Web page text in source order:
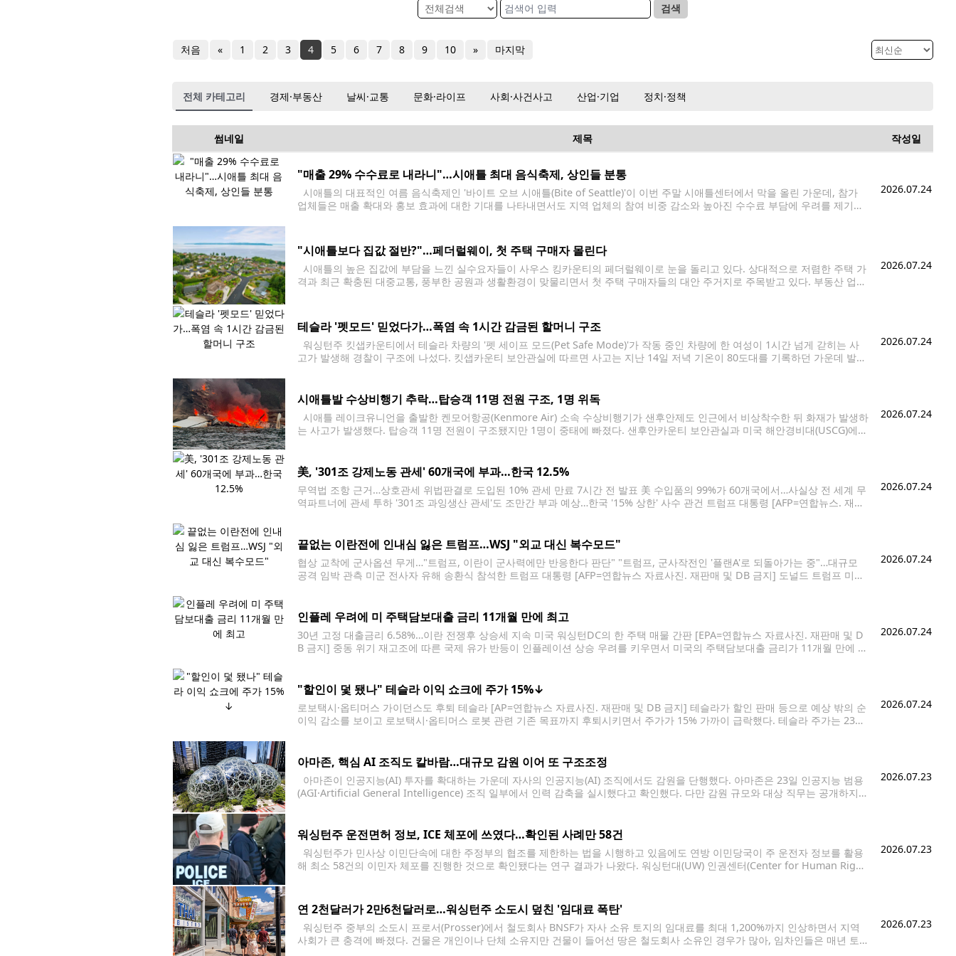
검색
처음 « 1 2 3 4 5 6 7 8 9 10 » 마지막
전체 카테고리 경제·부동산 날씨·교통 문화·라이프 사회·사건사고 산업·기업 정치·정책
썸네일 제목 작성일
"매출 29% 수수료로 내라니"…시애틀 최대 음식축제, 상인들 분통
시애틀의 대표적인 여름 음식축제인 '바이트 오브 시애틀(Bite of Seattle)'이 이번 주말 시애틀센터에서 막을 올린 가운데, 참가
업체들은 매출 확대와 홍보 효과에 대한 기대를 나타내면서도 지역 업체의 참여 비중 감소와 높아진 수수료 부담에 우려를 제기했
2026.07.24
"시애틀보다 집값 절반?"…페더럴웨이, 첫 주택 구매자 몰린다
시애틀의 높은 집값에 부담을 느낀 실수요자들이 사우스 킹카운티의 페더럴웨이로 눈을 돌리고 있다. 상대적으로 저렴한 주택 가
격과 최근 확충된 대중교통, 풍부한 공원과 생활환경이 맞물리면서 첫 주택 구매자들의 대안 주거지로 주목받고 있다. 부동산 업계
2026.07.24
테슬라 '펫모드' 믿었다가…폭염 속 1시간 감금된 할머니 구조
워싱턴주 킷샙카운티에서 테슬라 차량의 '펫 세이프 모드(Pet Safe Mode)'가 작동 중인 차량에 한 여성이 1시간 넘게 갇히는 사
고가 발생해 경찰이 구조에 나섰다. 킷샙카운티 보안관실에 따르면 사고는 지난 14일 저녁 기온이 80도대를 기록하던 가운데 발생
2026.07.24
시애틀발 수상비행기 추락…탑승객 11명 전원 구조, 1명 위독
시애틀 레이크유니언을 출발한 켄모어항공(Kenmore Air) 소속 수상비행기가 샌후안제도 인근에서 비상착수한 뒤 화재가 발생하
는 사고가 발생했다. 탑승객 11명 전원이 구조됐지만 1명이 중태에 빠졌다. 샌후안카운티 보안관실과 미국 해안경비대(USCG)에
2026.07.24
美, '301조 강제노동 관세' 60개국에 부과…한국 12.5%
무역법 조항 근거…상호관세 위법판결로 도입된 10% 관세 만료 7시간 전 발표 美 수입품의 99%가 60개국에서…사실상 전 세계 무
역파트너에 관세 투하 '301조 과잉생산 관세'도 조만간 부과 예상…한국 '15% 상한' 사수 관건 트럼프 대통령 [AFP=연합뉴스. 재판
2026.07.24
끝없는 이란전에 인내심 잃은 트럼프…WSJ "외교 대신 복수모드"
협상 교착에 군사옵션 무게…"트럼프, 이란이 군사력에만 반응한다 판단" "트럼프, 군사작전인 '플랜A'로 되돌아가는 중"…대규모
공격 임박 관측 미군 전사자 유해 송환식 참석한 트럼프 대통령 [AFP=연합뉴스 자료사진. 재판매 및 DB 금지] 도널드 트럼프 미국
2026.07.24
인플레 우려에 미 주택담보대출 금리 11개월 만에 최고
30년 고정 대출금리 6.58%…이란 전쟁후 상승세 지속 미국 워싱턴DC의 한 주택 매물 간판 [EPA=연합뉴스 자료사진. 재판매 및 D
B 금지] 중동 위기 재고조에 따른 국제 유가 반등이 인플레이션 상승 우려를 키우면서 미국의 주택담보대출 금리가 11개월 만에 최
2026.07.24
"할인이 덫 됐나" 테슬라 이익 쇼크에 주가 15%↓
로보택시·옵티머스 가이던스도 후퇴 테슬라 [AP=연합뉴스 자료사진. 재판매 및 DB 금지] 테슬라가 할인 판매 등으로 예상 밖의 순
이익 감소를 보이고 로보택시·옵티머스 로봇 관련 기존 목표까지 후퇴시키면서 주가가 15% 가까이 급락했다. 테슬라 주가는 23일
2026.07.24
아마존, 핵심 AI 조직도 칼바람…대규모 감원 이어 또 구조조정
아마존이 인공지능(AI) 투자를 확대하는 가운데 자사의 인공지능(AI) 조직에서도 감원을 단행했다. 아마존은 23일 인공지능 범용
(AGI·Artificial General Intelligence) 조직 일부에서 인력 감축을 실시했다고 확인했다. 다만 감원 규모와 대상 직무는 공개하지
2026.07.23
워싱턴주 운전면허 정보, ICE 체포에 쓰였다…확인된 사례만 58건
워싱턴주가 민사상 이민단속에 대한 주정부의 협조를 제한하는 법을 시행하고 있음에도 연방 이민당국이 주 운전자 정보를 활용
해 최소 58건의 이민자 체포를 진행한 것으로 확인됐다는 연구 결과가 나왔다. 워싱턴대(UW) 인권센터(Center for Human Right
2026.07.23
연 2천달러가 2만6천달러로…워싱턴주 소도시 덮친 '임대료 폭탄'
워싱턴주 중부의 소도시 프로서(Prosser)에서 철도회사 BNSF가 자사 소유 토지의 임대료를 최대 1,200%까지 인상하면서 지역
사회가 큰 충격에 빠졌다. 건물은 개인이나 단체 소유지만 건물이 들어선 땅은 철도회사 소유인 경우가 많아, 임차인들은 매년 토
2026.07.23